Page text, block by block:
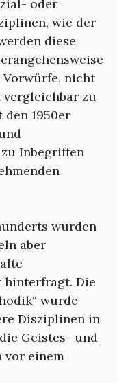
oder
wie der
diese
nicht
zu
den 1950er
Inbegriffen
wurden
aber
hinterfragt. Die
wurde
Disziplinen in
Geistes- und
vor einem